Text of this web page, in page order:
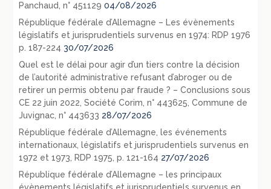
Panchaud, n° 451129 04/08/2026
République fédérale d’Allemagne – Les évènements
législatifs et jurisprudentiels survenus en 1974: RDP 1976
p. 187-224 30/07/2026
Quel est le délai pour agir d’un tiers contre la décision
de l’autorité administrative refusant d’abroger ou de
retirer un permis obtenu par fraude ? – Conclusions sous
CE 22 juin 2022, Société Corim, n° 443625, Commune de
Juvignac, n° 443633 28/07/2026
République fédérale d’Allemagne, les événements
internationaux, législatifs et jurisprudentiels survenus en
1972 et 1973, RDP 1975, p. 121-164 27/07/2026
République fédérale d’Allemagne – les principaux